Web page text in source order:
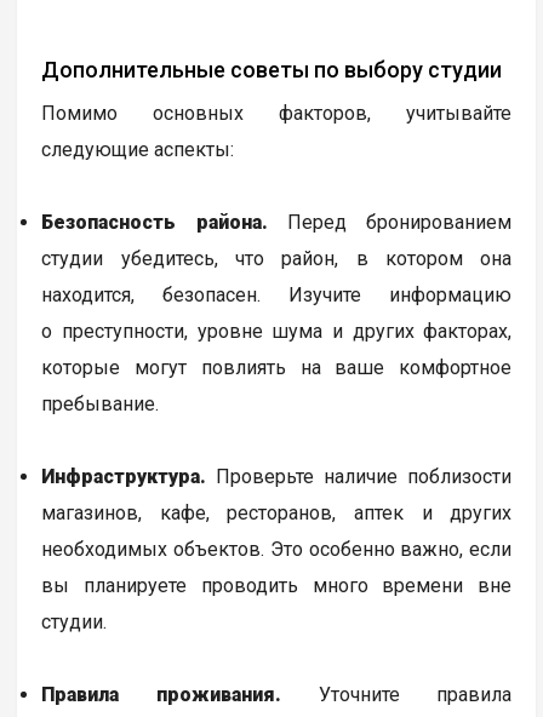
Дополнительные советы по выбору студии
Помимо основных факторов, учитывайте
следующие аспекты:
Безопасность района. Перед бронированием
студии убедитесь, что район, в котором она
находится, безопасен. Изучите информацию
о преступности, уровне шума и других факторах,
которые могут повлиять на ваше комфортное
пребывание.
Инфраструктура. Проверьте наличие поблизости
магазинов, кафе, ресторанов, аптек и других
необходимых объектов. Это особенно важно, если
вы планируете проводить много времени вне
студии.
Правила проживания. Уточните правила